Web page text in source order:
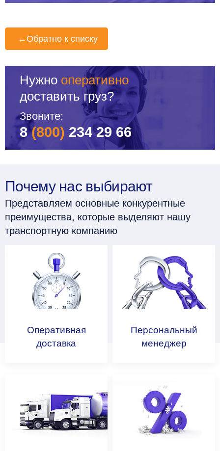
← Обратно к списку
Нужно оперативно
доставить груз?
Звоните:
8(800) 234 29 66
Почему нас выбирают
Представляем основные конкурентные
преимущества, которые выделяют нашу
транспортную компанию
Оперативная
доставка
Персональный
менеджер